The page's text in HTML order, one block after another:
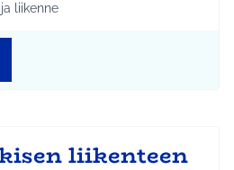
Koko Tuusula
teeman mukaan: Infra ja liikenne
ja liikenne
liikenteen